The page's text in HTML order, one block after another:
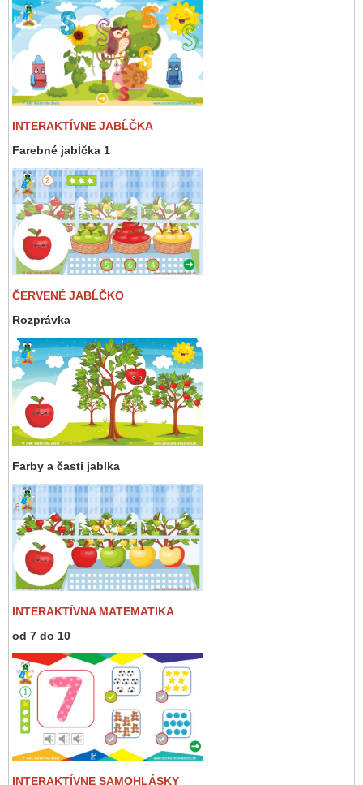
INTERAKTÍVNE JABĹČKA
Farebné jabĺčka 1
ČERVENÉ JABĹČKO
Rozprávka
Farby a časti jablka
INTERAKTÍVNA MATEMATIKA
od 7 do 10
INTERAKTÍVNE SAMOHLÁSKY